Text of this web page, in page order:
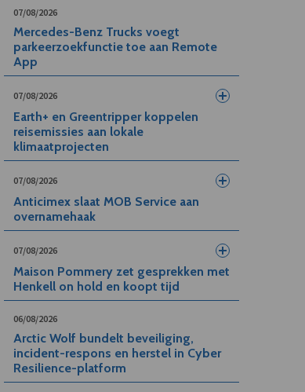
07/08/2026
Mercedes-Benz Trucks voegt
parkeerzoekfunctie toe aan Remote
App
07/08/2026
Earth+ en Greentripper koppelen
reisemissies aan lokale
klimaatprojecten
07/08/2026
Anticimex slaat MOB Service aan
overnamehaak
07/08/2026
Maison Pommery zet gesprekken met
Henkell on hold en koopt tijd
06/08/2026
Arctic Wolf bundelt beveiliging,
incident-respons en herstel in Cyber
Resilience-platform